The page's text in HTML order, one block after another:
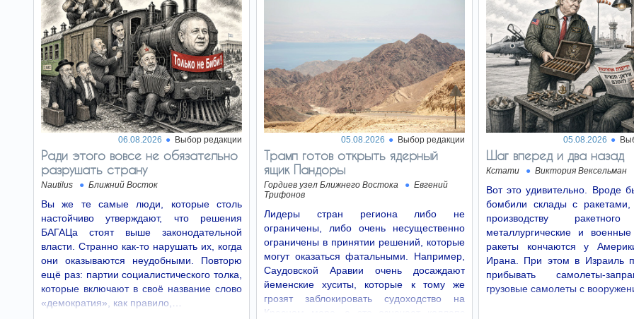
23.06.26 Идём на выборы
Ну, снова харедим рулят? Лишь
бы не «Демократы»
19.06.26
Изнанка их
лозунгов
За призывами оппозиционных
партий кроется готовность
вступить в коалицию с левыми
радикалами
16.06.26
проезда
С синей мигалкой
12.06.26 «Отсоединение»
Религиозные партии: «Сдохнем,
но не призовёмся!»
06.08.2026 Выбор редакции
Ради этого вовсе не обязательно
разрушать страну
Nautilus Ближний Восток
Вы же те самые люди, которые столь
настойчиво утверждают, что решения
БАГАЦа стоят выше законодательной
власти. Странно как-то нарушать их, когда
они оказываются неудобными. Повторю
ещё раз: партии социалистического толка,
которые включают в своё название слово
«демократия», как правило,…
05.08.2026 Выбор редакции
Трамп готов открыть ядерный
ящик Пандоры
Гордиев узел Ближнего Востока
Евгений
Трифонов
Лидеры стран региона либо не
ограничены, либо очень несущественно
ограничены в принятии решений, которые
могут оказаться фатальными. Например,
Саудовской Аравии очень досаждают
йеменские хуситы, которые к тому же
грозят заблокировать судоходство на
Красном море, а это означает коллапс
05.08.2026
Шаг вперед и два назад
Кстати Виктория Вексельман
Вот это удивительно. Вроде
бомбили склады с
производству ракетного
металлургические и
ракеты кончаются у
Ирана. При этом в Израиль
прибывать самолеты-
грузовые самолеты с